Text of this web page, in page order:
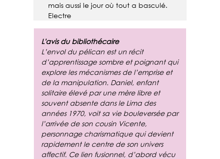
mais aussi le jour où tout a basculé.
Electre
L'avis du bibliothécaire
L’envol du pélican est un récit
d’apprentissage sombre et poignant qui
explore les mécanismes de l’emprise et
de la manipulation. Daniel, enfant
solitaire élevé par une mère libre et
souvent absente dans le Lima des
années 1970, voit sa vie bouleversée par
l’arrivée de son cousin Vicente,
personnage charismatique qui devient
rapidement le centre de son univers
affectif. Ce lien fusionnel, d’abord vécu